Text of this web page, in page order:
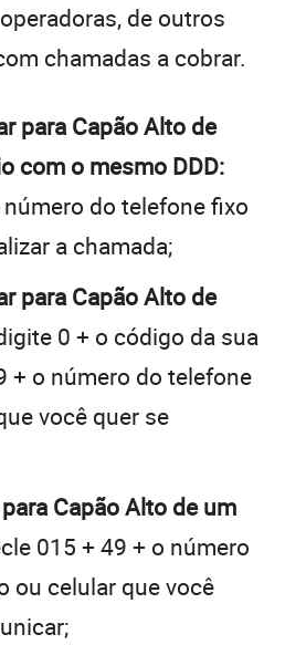
de outros
chamadas a cobrar.
para Capão Alto de
com o mesmo DDD:
do telefone fixo
a chamada;
para Capão Alto de
0 + o código da sua
+ o número do telefone
você quer se
Capão Alto de um
015 + 49 + o número
ou celular que você